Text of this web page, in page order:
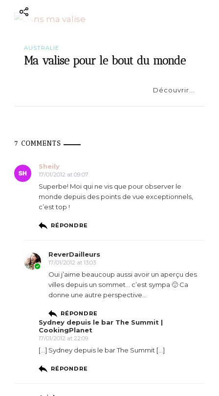
AUSTRALIE
Ma valise pour le bout du monde
Découvrir...
7 COMMENTS
Sheily
17/01/2012 at 09:07
Superbe! Moi qui ne vis que pour observer le
monde depuis des points de vue exceptionnels,
c’est top !
RÉPONDRE
ReverDailleurs
17/01/2012 at 13:03
Oui j’aime beaucoup aussi avoir un aperçu des
villes depuis un sommet… c’est sympa 🙂 Ca
donne une autre perspective…
RÉPONDRE
Sydney depuis le bar The Summit |
CookingPlanet
17/01/2012 at 22:09
[…] Sydney depuis le bar The Summit […]
RÉPONDRE